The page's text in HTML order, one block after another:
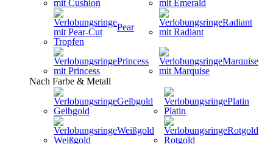
Pear Radiant
Princess
Marquise
Nach Farbe & Metall
Gelbgold
Platin
Weißgold
Rotgold